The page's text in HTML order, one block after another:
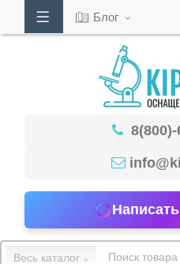
53-
Блог
Весь каталог